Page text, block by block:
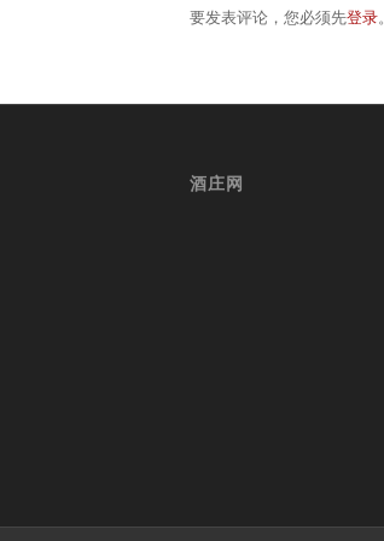
要发表评论，您必须先登录。
酒庄网